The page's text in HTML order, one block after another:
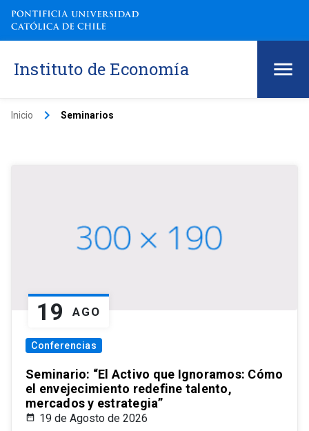
Instituto de Economía
Inicio keyboard_arrow_right Seminarios
19 AGO
Conferencias
Seminario: “El Activo que Ignoramos: Cómo
el envejecimiento redefine talento,
mercados y estrategia”
19 de Agosto de 2026